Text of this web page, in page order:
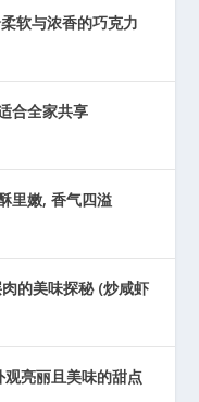
软与浓香的巧克力
合全家共享
里嫩, 香气四溢
的美味探秘 (炒咸虾
亮丽且美味的甜点